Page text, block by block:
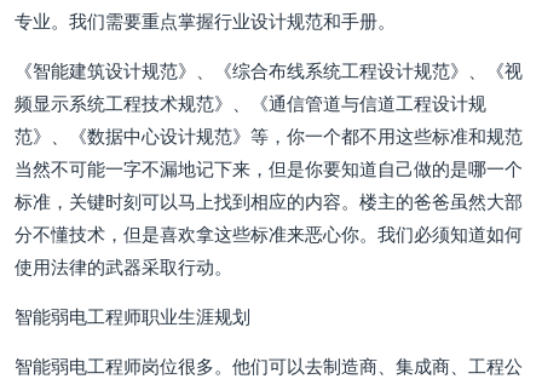
专业。我们需要重点掌握行业设计规范和手册。
《智能建筑设计规范》、《综合布线系统工程设计规范》、《视
频显示系统工程技术规范》、《通信管道与信道工程设计规
范》、《数据中心设计规范》等，你一个都不用这些标准和规范
当然不可能一字不漏地记下来，但是你要知道自己做的是哪一个
标准，关键时刻可以马上找到相应的内容。楼主的爸爸虽然大部
分不懂技术，但是喜欢拿这些标准来恶心你。我们必须知道如何
使用法律的武器采取行动。
智能弱电工程师职业生涯规划
智能弱电工程师岗位很多。他们可以去制造商、集成商、工程公